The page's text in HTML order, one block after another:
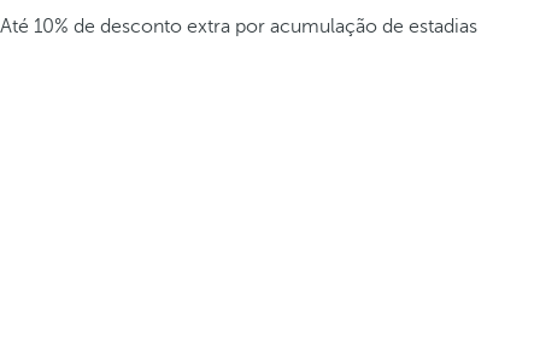
Até 10% de desconto extra por acumulação de estadias